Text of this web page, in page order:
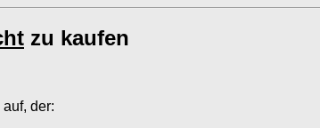
zu kaufen
der: